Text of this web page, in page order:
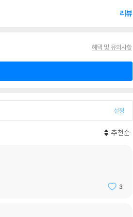
리뷰
혜택 및 유의사항
설정
추천순
3